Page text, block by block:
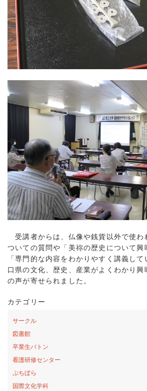
カテゴリー
サークル
図書館
卒業生バトン
看護研修センター
ぷちぼら
国際文化学科
受講者からは、仏像や銭貨以外で使わ
ついての質問や「美祢の歴史について興
「専門的な内容をわかりやすく講義し
口県の文化、歴史、産業がよくわかり興
の声が寄せられました。